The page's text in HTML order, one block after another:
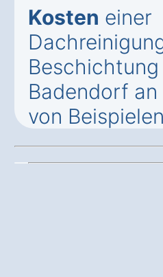
Kosten einer
Beschichtung
Badendorf an
von Beispielen